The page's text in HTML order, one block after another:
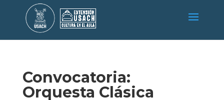
Convocatoria:
Orquesta Clásica